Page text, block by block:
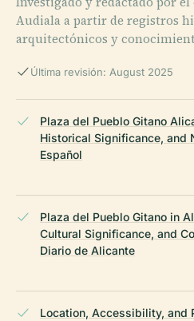
Audiala a partir de registros
arquitectónicos y
Última revisión: August 2025
Plaza del Pueblo Gitano
Historical Significance, and
Español
Plaza del Pueblo Gitano in
Cultural Significance, and
Diario de Alicante
Location, Accessibility, and